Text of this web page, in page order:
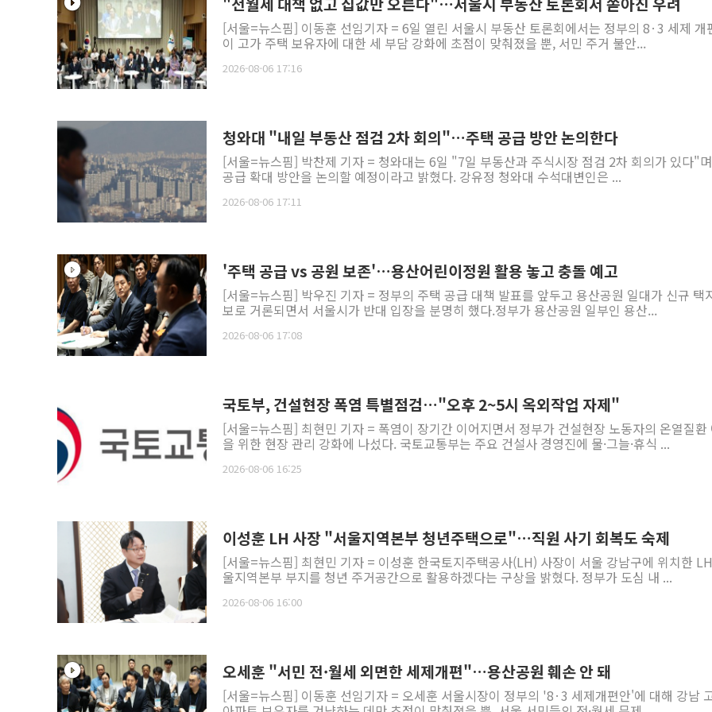
[서울=뉴스핌] 이동훈 선임기자 = 6일 열린 서울시 부동산 토론회에서는 정부의 8·3 세제 개
이 고가 주택 보유자에 대한 세 부담 강화에 초점이 맞춰졌을 뿐, 서민 주거 불안...
2026-08-06 17:16
청와대 "내일 부동산 점검 2차 회의"…주택 공급 방안 논의한다
[서울=뉴스핌] 박찬제 기자 = 청와대는 6일 "7일 부동산과 주식시장 점검 2차 회의가 있다"
공급 확대 방안을 논의할 예정이라고 밝혔다. 강유정 청와대 수석대변인은 ...
2026-08-06 17:11
'주택 공급 vs 공원 보존'…용산어린이정원 활용 놓고 충돌 예고
[서울=뉴스핌] 박우진 기자 = 정부의 주택 공급 대책 발표를 앞두고 용산공원 일대가 신규 택
보로 거론되면서 서울시가 반대 입장을 분명히 했다.정부가 용산공원 일부인 용산...
2026-08-06 17:08
국토부, 건설현장 폭염 특별점검…"오후 2~5시 옥외작업 자제"
[서울=뉴스핌] 최현민 기자 = 폭염이 장기간 이어지면서 정부가 건설현장 노동자의 온열질환
을 위한 현장 관리 강화에 나섰다. 국토교통부는 주요 건설사 경영진에 물·그늘·휴식 ...
2026-08-06 16:25
이성훈 LH 사장 "서울지역본부 청년주택으로"…직원 사기 회복도 숙제
[서울=뉴스핌] 최현민 기자 = 이성훈 한국토지주택공사(LH) 사장이 서울 강남구에 위치한
울지역본부 부지를 청년 주거공간으로 활용하겠다는 구상을 밝혔다. 정부가 도심 내 ...
2026-08-06 16:00
오세훈 "서민 전·월세 외면한 세제개편"…용산공원 훼손 안 돼
[서울=뉴스핌] 이동훈 선임기자 = 오세훈 서울시장이 정부의 '8·3 세제개편안'에 대해 강남